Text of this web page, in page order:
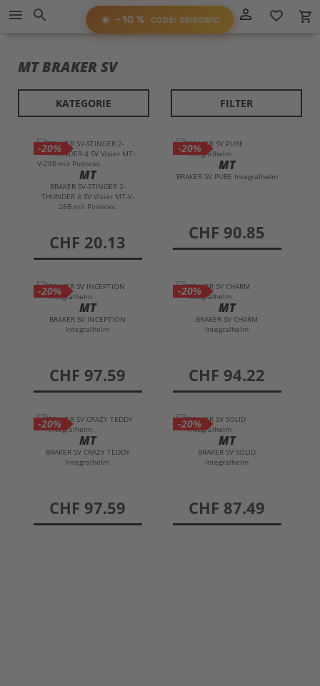
−10%RABATTAUF ALLES!
☀️ −10 % CODE: SAISON10
Direkt
zum
Inhalt
person_outline favorite_border local_grocery_store
menu search
MT BRAKER SV
KATEGORIE FILTER
-20%
MT
BRAKER SV-STINGER 2-
THUNDER 4 SV Visier MT-V-
28B mit Pinlockv.
preis
CHF 20.13
-20%
MT
BRAKER SV PURE Integralhelm
preis
CHF 90.85
-20%
MT
BRAKER SV INCEPTION
Integralhelm
preis
CHF 97.59
-20%
MT
BRAKER SV CHARM
Integralhelm
preis
CHF 94.22
-20%
MT
BRAKER SV CRAZY TEDDY
Integralhelm
preis
CHF 97.59
-20%
MT
BRAKER SV SOLID
Integralhelm
preis
CHF 87.49